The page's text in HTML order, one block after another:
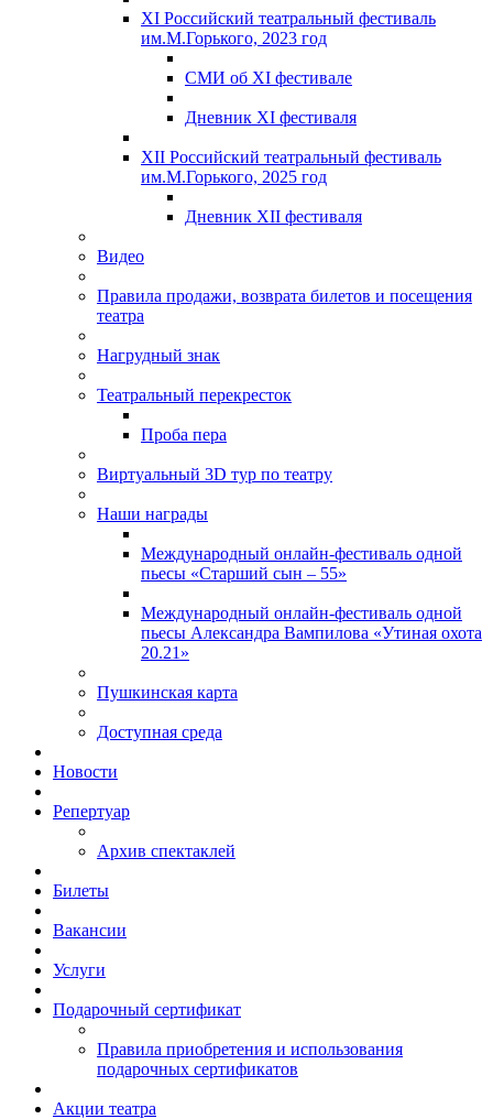
XI Российский театральный фестиваль
им.М.Горького, 2023 год
СМИ об XI фестивале
Дневник XI фестиваля
XII Российский театральный фестиваль
им.М.Горького, 2025 год
Дневник XII фестиваля
Видео
Правила продажи, возврата билетов и посещения
театра
Нагрудный знак
Театральный перекресток
Проба пера
Виртуальный 3D тур по театру
Наши награды
Международный онлайн-фестиваль одной
пьесы «Старший сын – 55»
Международный онлайн-фестиваль одной
пьесы Александра Вампилова «Утиная охота
20.21»
Пушкинская карта
Доступная среда
Новости
Репертуар
Архив спектаклей
Билеты
Вакансии
Услуги
Подарочный сертификат
Правила приобретения и использования
подарочных сертификатов
Акции театра